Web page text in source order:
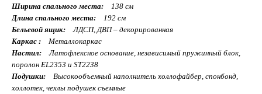
Ширина спального места:
138 см
Длина спального места:
192 см
Бельевой ящик:
ЛДСП, ДВП – декорированная
Каркас :
Металлокаркас
Настил:
Латофлексное основание, независимый пружинный блок,
поролон EL2353 и ST2238
Подушки:
Высокообъемный наполнитель холлофайбер, спонбонд,
холлотек, чехлы подушек съемные